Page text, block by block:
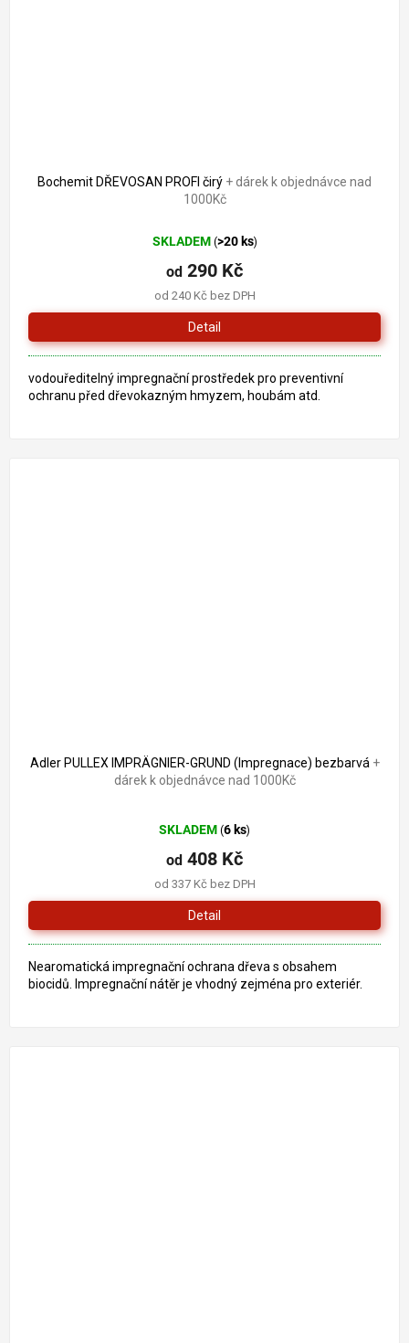
Bochemit DŘEVOSAN PROFI čirý + dárek k objednávce nad
1000Kč
SKLADEM (>20 ks)
od 240 Kč bez DPH
od 290 Kč
Detail
vodouředitelný impregnační prostředek pro preventivní
ochranu před dřevokazným hmyzem, houbám atd.
Adler PULLEX IMPRÄGNIER-GRUND (Impregnace) bezbarvá +
dárek k objednávce nad 1000Kč
hodnocení
produktu
je
5,0
z
5
hvězdiček.
SKLADEM (6 ks)
od 337 Kč bez DPH
od 408 Kč
Detail
Nearomatická impregnační ochrana dřeva s obsahem
biocidů. Impregnační nátěr je vhodný zejména pro exteriér.